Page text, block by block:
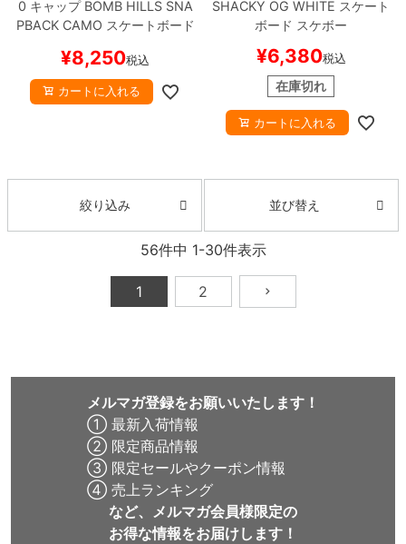
0 キャップBOMB HILLS SNA
PBACKCAMO スケートボード
¥8,250税込
カートに入れる
SHACKY OG WHITE スケート
ボード スケボー
¥6,380税込
在庫切れ
カートに入れる
絞り込み 並び替え
56件中 1-30件表示
1 2
メルマガ登録をお願いいたします！
① 最新入荷情報
② 限定商品情報
③ 限定セールやクーポン情報
④ 売上ランキング
など、メルマガ会員様限定の
お得な情報をお届けします！